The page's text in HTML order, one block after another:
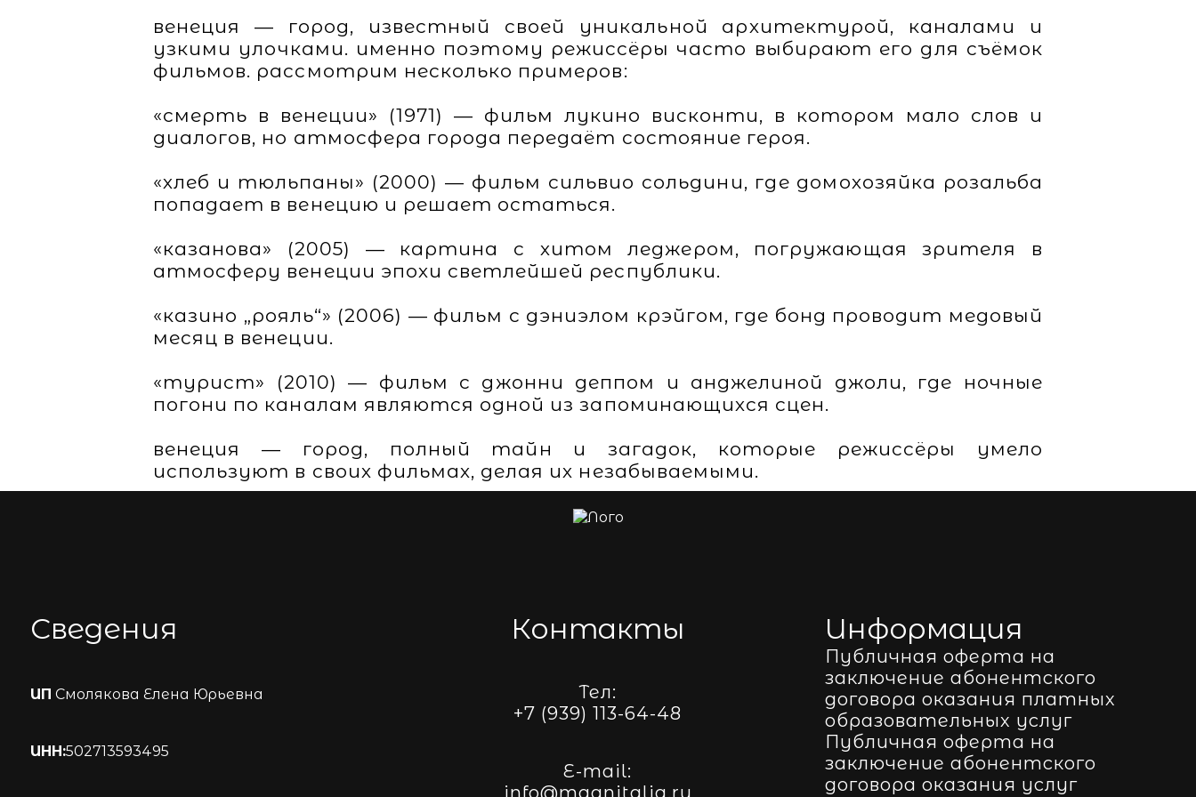
венеция — город, известный своей уникальной архитектурой, каналами и
узкими улочками. именно поэтому режиссёры часто выбирают его для съёмок
фильмов. рассмотрим несколько примеров:
«смерть в венеции» (1971) — фильм лукино висконти, в котором мало слов и
диалогов, но атмосфера города передаёт состояние героя.
«хлеб и тюльпаны» (2000) — фильм сильвио сольдини, где домохозяйка розальба
попадает в венецию и решает остаться.
«казанова» (2005) — картина с хитом леджером, погружающая зрителя в
атмосферу венеции эпохи светлейшей республики.
«казино „рояль“» (2006) — фильм с дэниэлом крэйгом, где бонд проводит медовый
месяц в венеции.
«турист» (2010) — фильм с джонни деппом и анджелиной джоли, где ночные
погони по каналам являются одной из запоминающихся сцен.
венеция — город, полный тайн и загадок, которые режиссёры умело
используют в своих фильмах, делая их незабываемыми.
Сведения
ИП Смолякова Елена Юрьевна
ИНН:502713593495
Контакты
Тел:
+7 (939) 113-64-48
E-mail:
info@magnitalia.ru
Информация
Публичная оферта на
заключение абонентского
договора оказания платных
образовательных услуг
Публичная оферта на
заключение абонентского
договора оказания услуг